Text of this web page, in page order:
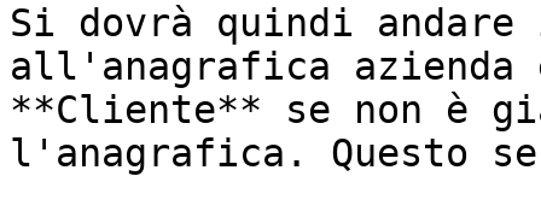
Si dovrà quindi andare
all'anagrafica
**Cliente** se non è
l'anagrafica. Questo